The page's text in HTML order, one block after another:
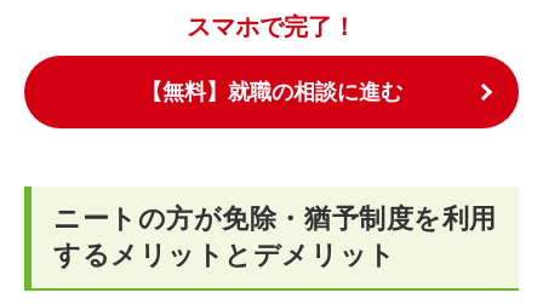
スマホで完了！
【無料】就職の相談に進む
ニートの方が免除・猶予制度を利用
するメリットとデメリット